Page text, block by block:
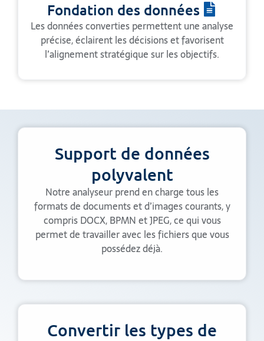
Fondation des données
Les données converties permettent une analyse
précise, éclairent les décisions et favorisent
l’alignement stratégique sur les objectifs.
Support de données
polyvalent
Notre analyseur prend en charge tous les
formats de documents et d’images courants, y
compris DOCX, BPMN et JPEG, ce qui vous
permet de travailler avec les fichiers que vous
possédez déjà.
Convertir les types de